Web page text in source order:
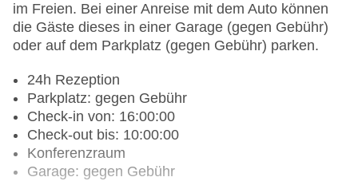
im Freien. Bei einer Anreise mit dem Auto können
die Gäste dieses in einer Garage (gegen Gebühr)
oder auf dem Parkplatz (gegen Gebühr) parken.
24h Rezeption
Parkplatz: gegen Gebühr
Check-in von: 16:00:00
Check-out bis: 10:00:00
Konferenzraum
Garage: gegen Gebühr